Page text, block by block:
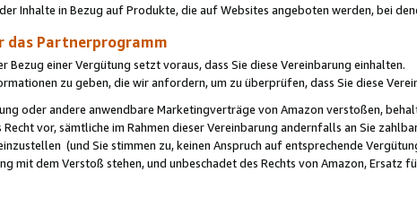
Inhalte in Bezug auf Produkte, die auf Websites angeboten werden, bei
das Partnerprogramm
Bezug einer Vergütung setzt voraus, dass Sie diese Vereinbarung einhalten.
zu geben, die wir anfordern, um zu überprüfen, dass Sie diese
oder andere anwendbare Marketingverträge von Amazon verstoßen,
vor, sämtliche im Rahmen dieser Vereinbarung andernfalls an Sie
(und Sie stimmen zu, keinen Anspruch auf entsprechende
mit dem Verstoß stehen, und unbeschadet des Rechts von Amazon, Ersatz